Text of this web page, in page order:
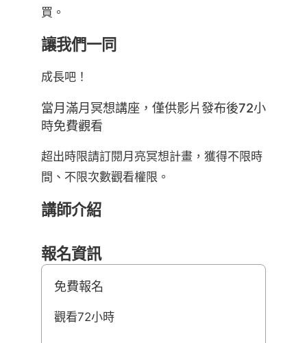
買。
讓我們一同
成長吧！
當月滿月冥想講座，僅供影片發布後72小
時免費觀看
超出時限請訂閱月亮冥想計畫，獲得不限時
間、不限次數觀看權限。
講師介紹
報名資訊
免費報名
觀看72小時